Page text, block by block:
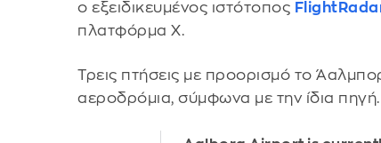
ο εξειδικευμένος ιστότοπος
πλατφόρμα Χ.
Τρεις πτήσεις με προορισμό το
αεροδρόμια, σύμφωνα με την ίδια πηγή.